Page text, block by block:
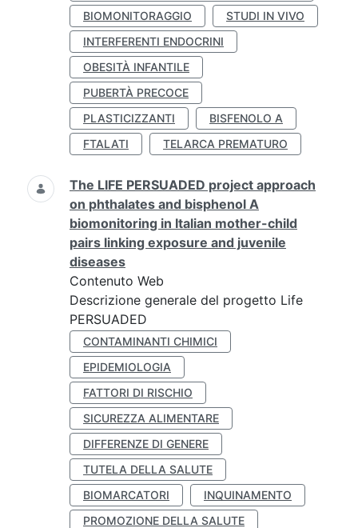
BIOMONITORAGGIO
STUDI IN VIVO
INTERFERENTI ENDOCRINI
OBESITÀ INFANTILE
PUBERTÀ PRECOCE
PLASTICIZZANTI
BISFENOLO A
FTALATI
TELARCA PREMATURO
The LIFE PERSUADED project approach
on phthalates and bisphenol A
biomonitoring in Italian mother-child
pairs linking exposure and juvenile
diseases
Contenuto Web
Descrizione generale del progetto Life
PERSUADED
CONTAMINANTI CHIMICI
EPIDEMIOLOGIA
FATTORI DI RISCHIO
SICUREZZA ALIMENTARE
DIFFERENZE DI GENERE
TUTELA DELLA SALUTE
BIOMARCATORI
INQUINAMENTO
PROMOZIONE DELLA SALUTE